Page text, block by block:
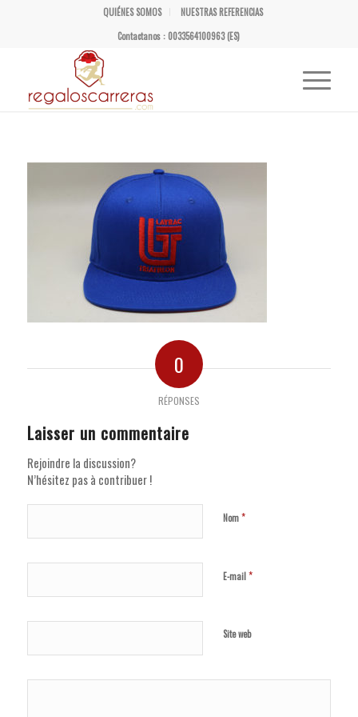
QUIÉNES SOMOS
NUESTRAS REFERENCIAS
Contactanos : 0033564100963 (ES)
0
RÉPONSES
Laisser un commentaire
Rejoindre la discussion?
N’hésitez pas à contribuer !
Nom*
E-mail*
Site web